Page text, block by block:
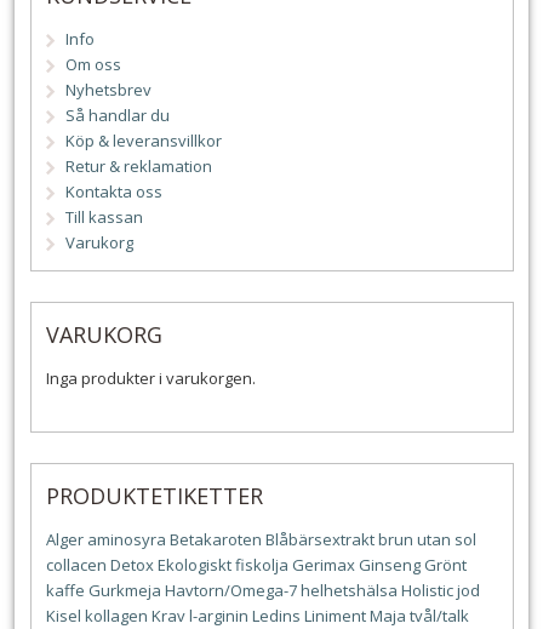
Info
Om oss
Nyhetsbrev
Så handlar du
Köp & leveransvillkor
Retur & reklamation
Kontakta oss
Till kassan
Varukorg
VARUKORG
Inga produkter i varukorgen.
PRODUKTETIKETTER
Alger aminosyra Betakaroten Blåbärsextraktbrun utan sol
collacen DetoxEkologisktfiskolja Gerimax Ginseng Grönt
kaffe Gurkmeja Havtorn/Omega-7helhetshälsa Holisticjod
Kisel kollagen Kravl-arginin Ledins LinimentMaja tvål/talk